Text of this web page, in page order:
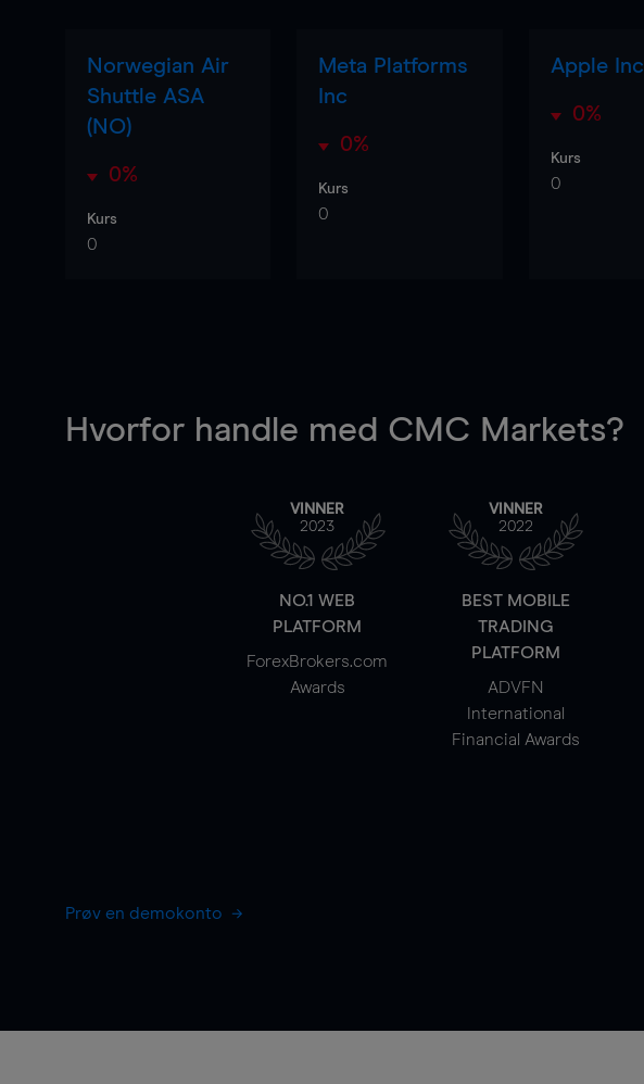
Norwegian Air
Shuttle ASA
(NO)
0%
Kurs
0
Meta Platforms
Inc
0%
Kurs
0
Apple Inc
0%
Kurs
0
Hvorfor handle med CMC Markets?
VINNER
2023
NO.1 WEB
PLATFORM
ForexBrokers.com
Awards
VINNER
2022
BEST MOBILE
TRADING
PLATFORM
ADVFN
International
Financial Awards
Prøv en demokonto